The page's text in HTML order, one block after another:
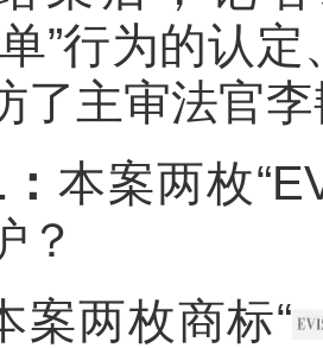
”行为的认
了主审法官
本案两枚
？
案两枚商标“